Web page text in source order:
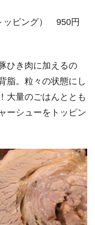
ッピング） 950円
ひき肉に加えるの
脂。粒々の状態にし
大量のごはんととも
ーシューをトッピン